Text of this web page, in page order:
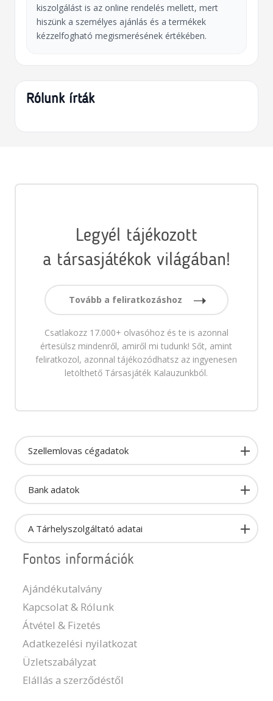
kiszolgálást is az online rendelés mellett, mert
hiszünk a személyes ajánlás és a termékek
kézzelfogható megismerésének értékében.
Rólunk írták
Legyél tájékozott
a társasjátékok világában!
Tovább a feliratkozáshoz
Csatlakozz 17.000+ olvasóhoz és te is azonnal
értesülsz mindenről, amiről mi tudunk! Sőt, amint
feliratkozol, azonnal tájékozódhatsz az ingyenesen
letölthető Társasjáték Kalauzunkból.
Szellemlovas cégadatok
Bank adatok
A Tárhelyszolgáltató adatai
Fontos információk
Ajándékutalvány
Kapcsolat & Rólunk
Átvétel & Fizetés
Adatkezelési nyilatkozat
Üzletszabályzat
Elállás a szerződéstől